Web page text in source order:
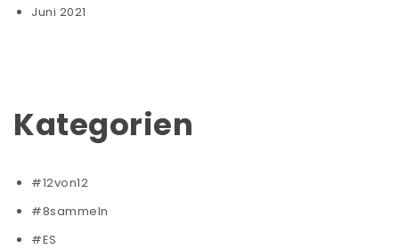
Juni 2021
Kategorien
#12von12
#8sammeln
#ES